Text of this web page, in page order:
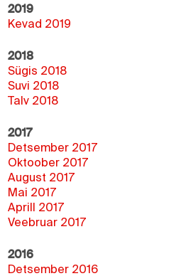
2019
Kevad 2019
2018
Sügis 2018
Suvi 2018
Talv 2018
2017
Detsember 2017
Oktoober 2017
August 2017
Mai 2017
Aprill 2017
Veebruar 2017
2016
Detsember 2016